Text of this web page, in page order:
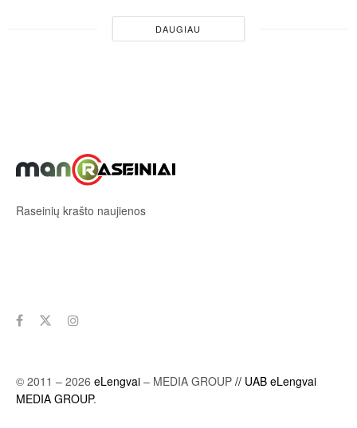
DAUGIAU
Raseinių krašto naujienos
© 2011 – 2026 eLengvai – MEDIA GROUP // UAB eLengvai
MEDIA GROUP.